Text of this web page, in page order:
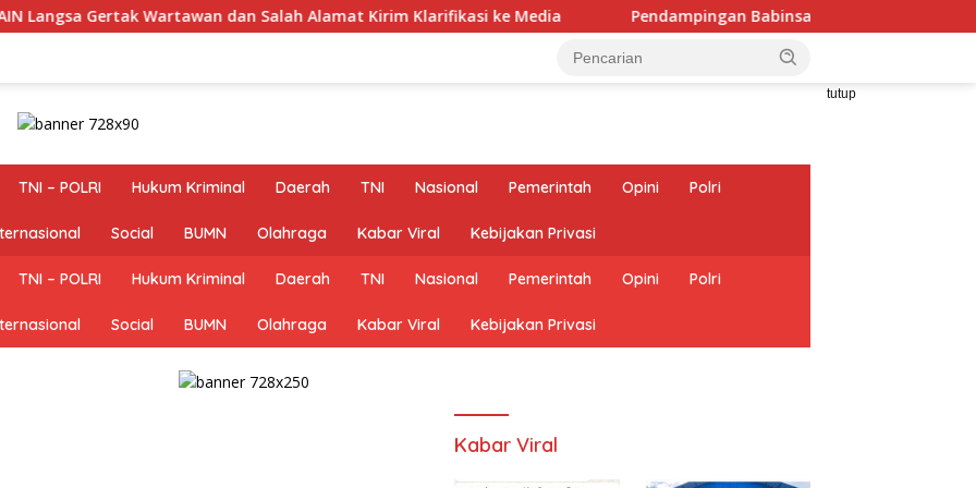
Wartawan dan Salah Alamat Kirim Klarifikasi ke Media Pendampingan Babinsa di Posyandu Cenderawasih Perkuat
tutup
TNI – POLRI Hukum Kriminal Daerah TNI Nasional Pemerintah Opini Polri
Social BUMN Olahraga Kabar Viral Kebijakan Privasi
TNI – POLRI Hukum Kriminal Daerah TNI Nasional Pemerintah Opini Polri
Social BUMN Olahraga Kabar Viral Kebijakan Privasi
Kabar Viral